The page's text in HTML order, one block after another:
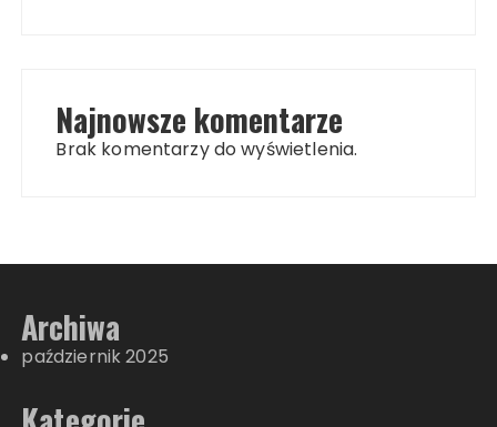
Najnowsze komentarze
Brak komentarzy do wyświetlenia.
Archiwa
październik 2025